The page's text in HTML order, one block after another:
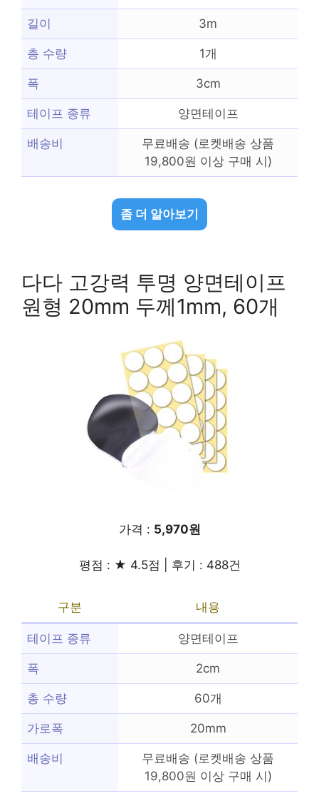
길이 3m
총 수량 1개
폭 3cm
테이프 종류 양면테이프
배송비
무료배송 (로켓배송 상품
19,800원 이상 구매 시)
좀 더 알아보기
다다 고강력 투명 양면테이프
원형 20mm 두께1mm, 60개
가격 : 5,970원
평점 : ★ 4.5점 | 후기 : 488건
구분 내용
테이프 종류 양면테이프
폭 2cm
총 수량 60개
가로폭 20mm
배송비
무료배송 (로켓배송 상품
19,800원 이상 구매 시)